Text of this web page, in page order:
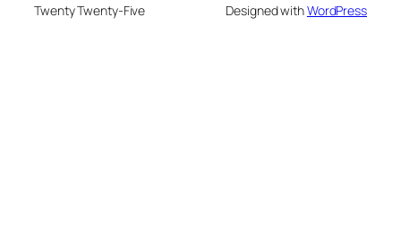
Twenty Twenty-Five Designed withWordPress